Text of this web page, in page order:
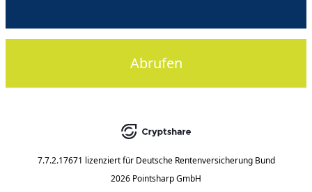
Abrufen
7.7.2.17671 lizenziert für Deutsche Rentenversicherung Bund
2026 Pointsharp GmbH